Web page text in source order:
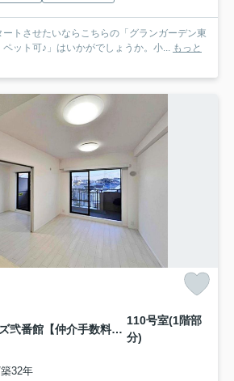
トさせたいならこちらの「グランガーデン東
ット可♪」はいかがでしょうか。小... もっと
東戸塚パークホームズ弐番館【仲介手数料無料】
110号室(1階部
分)
32年